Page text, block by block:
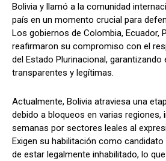
Bolivia y llamó a la comunidad
país en un momento crucial para
Los gobiernos de Colombia, Ecuador,
reafirmaron su compromiso con el
del Estado Plurinacional, garantizando
transparentes y legítimas.
Actualmente, Bolivia atraviesa una
debido a bloqueos en varias regiones,
semanas por sectores leales al
Exigen su habilitación como
de estar legalmente inhabilitado, lo